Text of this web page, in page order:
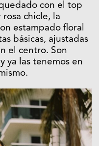
con el top
chicle, la
estampado floral
básicas, ajustadas
el centro. Son
ya las tenemos en